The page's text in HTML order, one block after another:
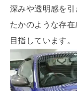
深みや透明感を
たかのような存
目指しています。